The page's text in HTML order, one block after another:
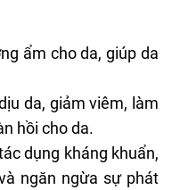
ẩm cho da, giúp da
da, giảm viêm, làm
hồi cho da.
dụng kháng khuẩn,
ngăn ngừa sự phát